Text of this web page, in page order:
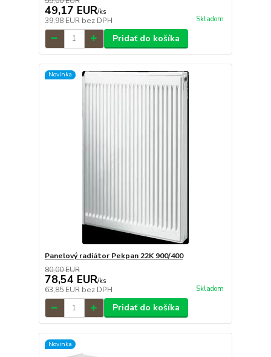
49,17 EUR/ks
39,98 EUR bez DPH Skladom
Pridať do košíka
Novinka
Panelový radiátor Pekpan 22K 900/400
80,00 EUR
78,54 EUR/ks
63,85 EUR bez DPH Skladom
Pridať do košíka
Novinka